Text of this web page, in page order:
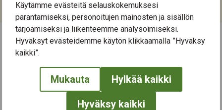
Käytämme evästeitä selauskokemuksesi
parantamiseksi, personoitujen mainosten ja sisällön
tarjoamiseksi ja liikenteemme analysoimiseksi.
Hyväksyt evästeidemme käytön klikkaamalla ”Hyväksy
kaikki”.
Mukauta Hylkää kaikki
Hyväksy kaikki
Musiikki